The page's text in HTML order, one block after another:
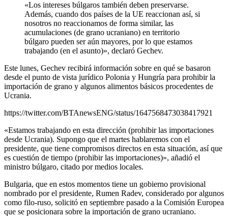
«Los intereses búlgaros también deben preservarse.
Además, cuando dos países de la UE reaccionan así, si
nosotros no reaccionamos de forma similar, las
acumulaciones (de grano ucraniano) en territorio
búlgaro pueden ser aún mayores, por lo que estamos
trabajando (en el asunto)», declaró Gechev.
Este lunes, Gechev recibirá información sobre en qué se basaron
desde el punto de vista jurídico Polonia y Hungría para prohibir la
importación de grano y algunos alimentos básicos procedentes de
Ucrania.
https://twitter.com/BTAnewsENG/status/1647568473038417921
«Estamos trabajando en esta dirección (prohibir las importaciones
desde Ucrania). Supongo que el martes hablaremos con el
presidente, que tiene compromisos directos en esta situación, así que
es cuestión de tiempo (prohibir las importaciones)», añadió el
ministro búlgaro, citado por medios locales.
Bulgaria, que en estos momentos tiene un gobierno provisional
nombrado por el presidente, Rumen Radev, considerado por algunos
como filo-ruso, solicitó en septiembre pasado a la Comisión Europea
que se posicionara sobre la importación de grano ucraniano.